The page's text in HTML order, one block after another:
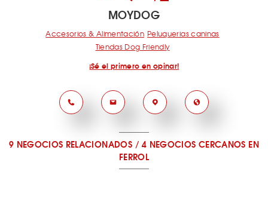
MOYDOG
Accesorios & Alimentación Peluquerias caninas
Tiendas Dog Friendly
¡Sé el primero en opinar!
9 NEGOCIOS RELACIONADOS/4 NEGOCIOS CERCANOS EN
FERROL